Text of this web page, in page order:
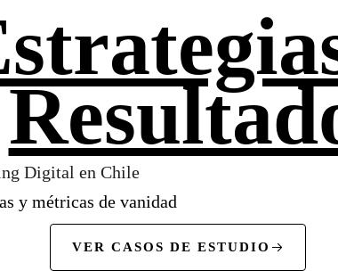
Digital en Chile
y métricas de vanidad
VER CASOS DE ESTUDIO